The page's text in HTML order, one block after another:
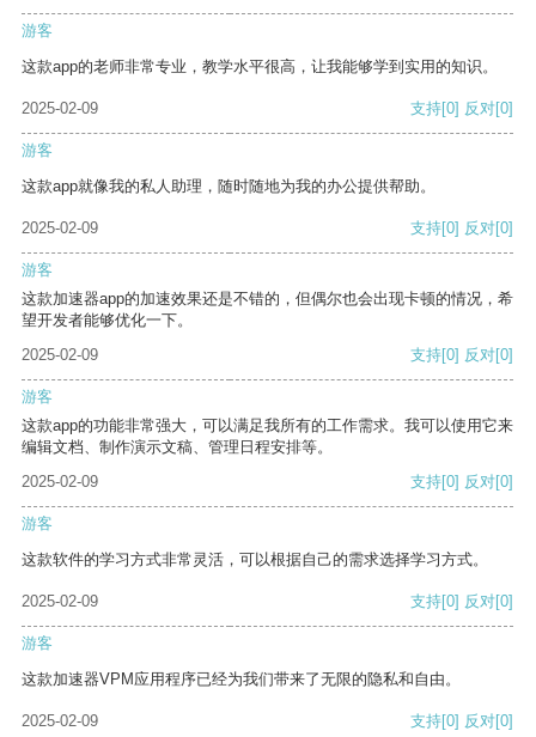
游客
这款app的老师非常专业，教学水平很高，让我能够学到实用的知识。
2025-02-09 支持[0] 反对[0]
游客
这款app就像我的私人助理，随时随地为我的办公提供帮助。
2025-02-09 支持[0] 反对[0]
游客
这款加速器app的加速效果还是不错的，但偶尔也会出现卡顿的情况，希
望开发者能够优化一下。
2025-02-09
支持[0] 反对[0]
游客
这款app的功能非常强大，可以满足我所有的工作需求。我可以使用它来
编辑文档、制作演示文稿、管理日程安排等。
2025-02-09
支持[0] 反对[0]
游客
这款软件的学习方式非常灵活，可以根据自己的需求选择学习方式。
2025-02-09 支持[0] 反对[0]
游客
这款加速器VPM应用程序已经为我们带来了无限的隐私和自由。
2025-02-09 支持[0] 反对[0]